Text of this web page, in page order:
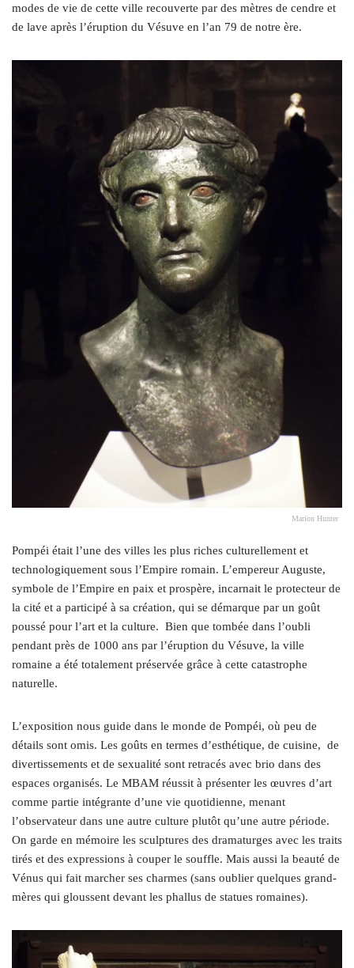
modes de vie de cette ville recouverte par des mètres de cendre et
de lave après l’éruption du Vésuve en l’an 79 de notre ère.
Marion Hunter
Pompéi était l’une des villes les plus riches culturellement et
technologiquement sous l’Empire romain. L’empereur Auguste,
symbole de l’Empire en paix et prospère, incarnait le protecteur de
la cité et a participé à sa création, qui se démarque par un goût
poussé pour l’art et la culture. Bien que tombée dans l’oubli
pendant près de 1000 ans par l’éruption du Vésuve, la ville
romaine a été totalement préservée grâce à cette catastrophe
naturelle.
L’exposition nous guide dans le monde de Pompéi, où peu de
détails sont omis. Les goûts en termes d’esthétique, de cuisine, de
divertissements et de sexualité sont retracés avec brio dans des
espaces organisés. Le MBAM réussit à présenter les œuvres d’art
comme partie intégrante d’une vie quotidienne, menant
l’observateur dans une autre culture plutôt qu’une autre période.
On garde en mémoire les sculptures des dramaturges avec les traits
tirés et des expressions à couper le souffle. Mais aussi la beauté de
Vénus qui fait marcher ses charmes (sans oublier quelques grand-
mères qui gloussent devant les phallus de statues romaines).